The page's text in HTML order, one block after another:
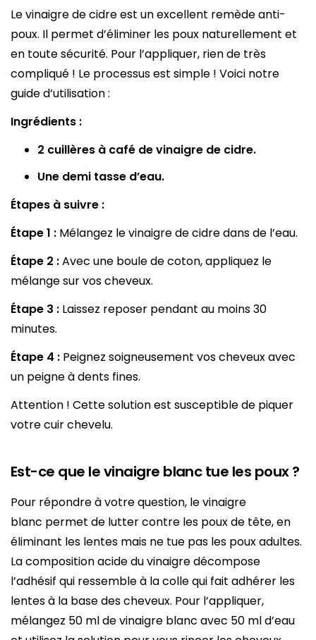
Le vinaigre de cidre est un excellent remède anti-
poux. Il permet d’éliminer les poux naturellement et
en toute sécurité. Pour l’appliquer, rien de très
compliqué ! Le processus est simple ! Voici notre
guide d’utilisation :
Ingrédients :
2 cuillères à café de vinaigre de cidre.
Une demi tasse d’eau.
Étapes à suivre :
Étape 1 : Mélangez le vinaigre de cidre dans de l’eau.
Étape 2 :Avec une boule de coton, appliquez le
mélange sur vos cheveux.
Étape 3 : Laissez reposer pendant au moins 30
minutes.
Étape 4 : Peignez soigneusement vos cheveux avec
un peigne à dents fines.
Attention ! Cette solution est susceptible de piquer
votre cuir chevelu.
Est-ce que le vinaigre blanc tue les poux ?
Pour répondre à votre question, le vinaigre
blanc permet de lutter contre les poux de tête, en
éliminant les lentes mais ne tue pas les poux adultes.
La composition acide du vinaigre décompose
l’adhésif qui ressemble à la colle qui fait adhérer les
lentes à la base des cheveux. Pour l’appliquer,
mélangez 50 ml de vinaigre blanc avec 50 ml d’eau